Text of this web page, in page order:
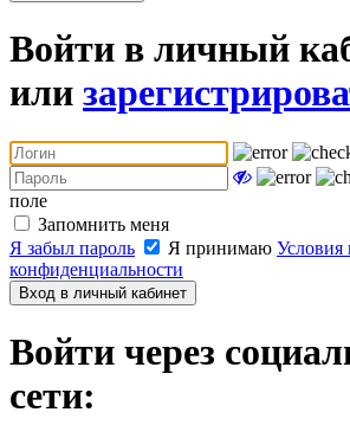
Войти в личный
или
поле
Запомнить меня
Я забыл пароль
Я принимаю Условия
конфиденциальности
Вход в личный кабинет
Войти через
сети: